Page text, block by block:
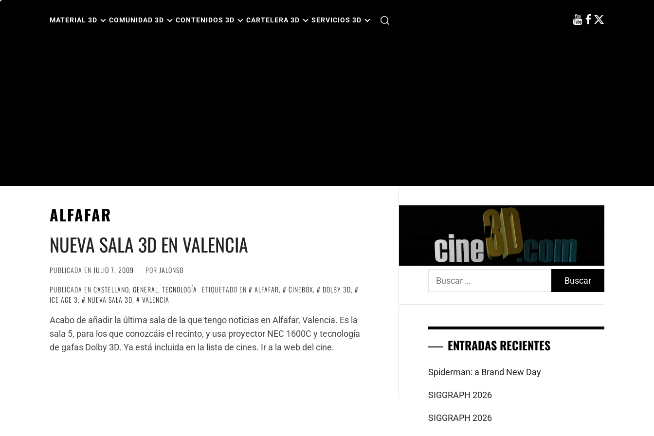
MATERIAL 3D COMUNIDAD 3D CONTENIDOS 3D CARTELERA 3D SERVICIOS 3D
ALFAFAR
NUEVA SALA 3D EN VALENCIA
PUBLICADA EN JULIO 7, 2009 POR JALONSO
PUBLICADA EN CASTELLANO, GENERAL, TECNOLOGÍA ETIQUETADO EN ALFAFAR, CINEBOX, DOLBY 3D,
ICE AGE 3, NUEVA SALA 3D,
VALENCIA
Acabo de añadir la última sala de la que tengo noticias en Alfafar, Valencia. Es la
sala 5, para los que conozcáis el recinto, y usa proyector NEC 1600C y tecnología
de gafas Dolby 3D. Ya está incluida en la lista de cines. Ir a la web del cine.
Buscar:
ENTRADAS RECIENTES
Spiderman: a Brand New Day
SIGGRAPH 2026
SIGGRAPH 2026